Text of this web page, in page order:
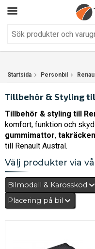
Kundservice
Startsida Personbil
Tillbehör & Styling
Tillbehör & styling till
komfort, funktion och
gummimattor, takräcken
till Renault Austral.
Välj produkter via
Bilmodell & Karosskod
Placering på bil